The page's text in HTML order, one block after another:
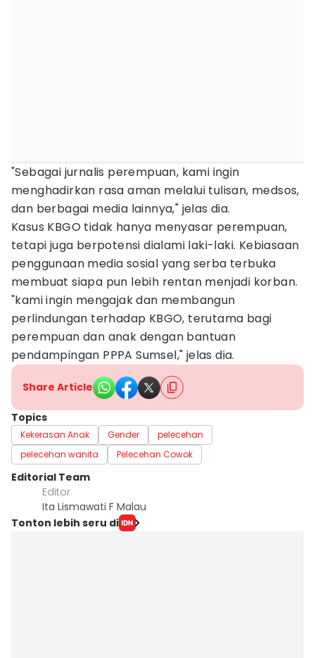
"Sebagai jurnalis perempuan, kami ingin
menghadirkan rasa aman melalui tulisan, medsos,
dan berbagai media lainnya," jelas dia.
Kasus KBGO tidak hanya menyasar perempuan,
tetapi juga berpotensi dialami laki-laki. Kebiasaan
penggunaan media sosial yang serba terbuka
membuat siapa pun lebih rentan menjadi korban.
"kami ingin mengajak dan membangun
perlindungan terhadap KBGO, terutama bagi
perempuan dan anak dengan bantuan
pendampingan PPPA Sumsel," jelas dia.
Share Article
Topics
Kekerasan Anak Gender
pelecehan
pelecehan wanita
Pelecehan Cowok
Editorial Team
Editor
Ita Lismawati F Malau
Tonton lebih seru di